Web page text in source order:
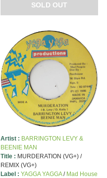
SOLD OUT
Artist : BARRINGTON LEVY &
BEENIE MAN
Title : MURDERATION (VG+) /
REMIX (VG+)
Label : YAGGA YAGGA/ Mad House